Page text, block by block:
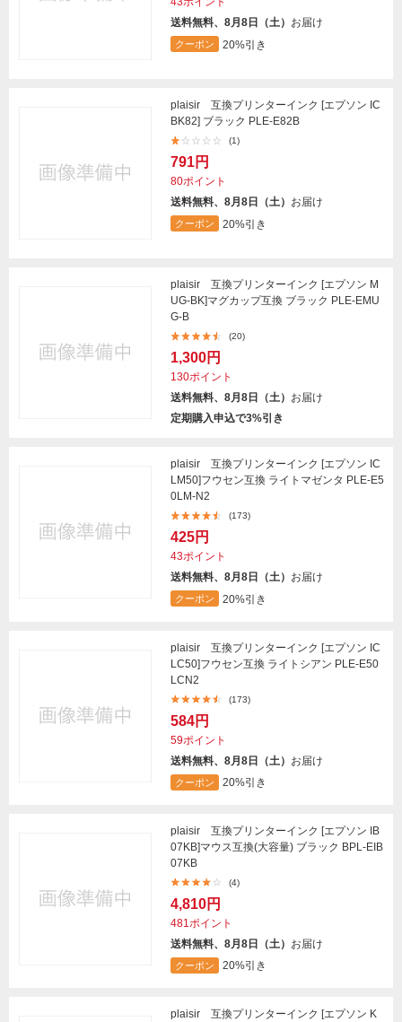
送料無料、8月8日（土） お届け
クーポン 20%引き
plaisir 互換プリンターインク [エプソン IC
BK82] ブラック PLE-E82B
(1)
791円
80ポイント
送料無料、8月8日（土） お届け
クーポン 20%引き
plaisir 互換プリンターインク [エプソン M
UG-BK]マグカップ互換 ブラック PLE-EMU
G-B
(20)
1,300円
130ポイント
送料無料、8月8日（土） お届け
定期購入申込で3%引き
plaisir 互換プリンターインク [エプソン IC
LM50]フウセン互換 ライトマゼンタ PLE-E5
0LM-N2
(173)
425円
43ポイント
送料無料、8月8日（土） お届け
クーポン 20%引き
plaisir 互換プリンターインク [エプソン IC
LC50]フウセン互換 ライトシアン PLE-E50
LCN2
(173)
584円
59ポイント
送料無料、8月8日（土） お届け
クーポン 20%引き
plaisir 互換プリンターインク [エプソン IB
07KB]マウス互換(大容量) ブラック BPL-EIB
07KB
(4)
4,810円
481ポイント
送料無料、8月8日（土） お届け
クーポン 20%引き
plaisir 互換プリンターインク [エプソン K